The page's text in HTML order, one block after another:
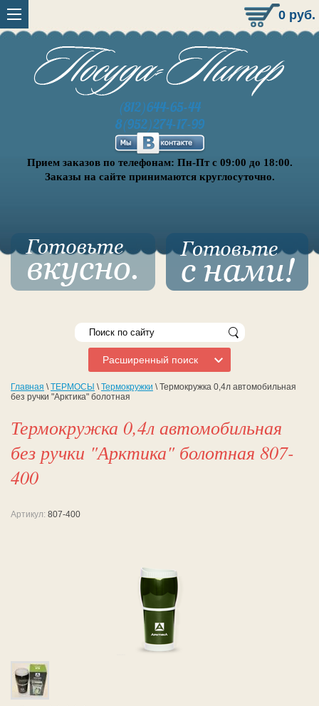
0 руб.
(812)644-65-44
8(952)274-17-99
Прием заказов по телефонам: Пн-Пт с 09:00 до 18:00.
Заказы на сайте принимаются круглосуточно.
Расширенный поиск
Главная \ТЕРМОСЫ \Термокружки \ Термокружка 0,4л автомобильная
без ручки "Арктика" болотная
Термокружка 0,4л автомобильная
без ручки "Арктика" болотная 807-
400
Артикул: 807-400